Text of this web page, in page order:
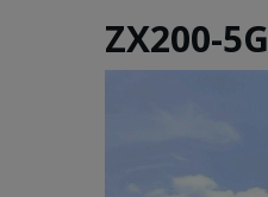
ZX200-5G